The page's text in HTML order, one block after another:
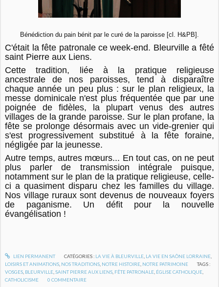
Bénédiction du pain bénit par le curé de la paroisse [cl. H&PB].
C'était la fête patronale ce week-end. Bleurville a fêté
saint Pierre aux Liens.
Cette tradition, liée à la pratique religieuse
ancestrale de nos paroisses, tend à disparaître
chaque année un peu plus : sur le plan religieux, la
messe dominicale n'est plus fréquentée que par une
poignée de fidèles, la plupart venus des autres
villages de la grande paroisse. Sur le plan profane, la
fête se prolonge désormais avec un vide-grenier qui
s'est progressivement substitué à la fête foraine,
négligée par la jeunesse.
Autre temps, autres mœurs... En tout cas, on ne peut
plus parler de transmission intégrale puisque,
notamment sur le plan de la pratique religieuse, celle-
ci a quasiment disparu chez les familles du village.
Nos village ruraux sont devenus de nouveaux foyers
de paganisme. Un défit pour la nouvelle
évangélisation !
LIEN PERMANENT CATÉGORIES : LA VIE À BLEURVILLE, LA VIE EN SAÔNE LORRAINE,
LOISIRS ET ANIMATIONS NOS TRADITIONS NOTRE HISTOIRE NOTRE PATRIMOINE
TAGS :
VOSGES BLEURVILLE ,SAINT PIERRE AUX LIENS FÊTE PATRONALE ÉGLISE CATHOLIQUE
CATHOLICISME
0 COMMENTAIRE